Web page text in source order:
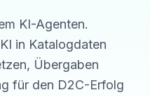
KI-Agenten.
in Katalogdaten
Übergaben
für den D2C-Erfolg